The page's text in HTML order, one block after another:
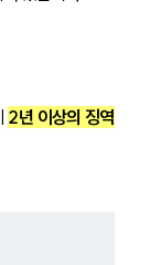
2년 이상의 징역